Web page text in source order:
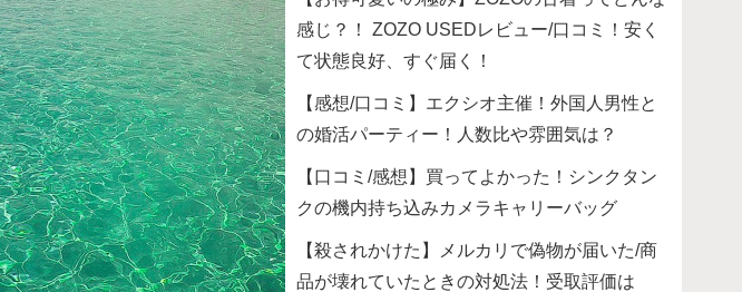
感じ？！ ZOZO USEDレビュー/口コミ！安く
て状態良好、すぐ届く！
【感想/口コミ】エクシオ主催！外国人男性と
の婚活パーティー！人数比や雰囲気は？
【口コミ/感想】買ってよかった！シンクタン
クの機内持ち込みカメラキャリーバッグ
【殺されかけた】メルカリで偽物が届いた/商
品が壊れていたときの対処法！受取評価は